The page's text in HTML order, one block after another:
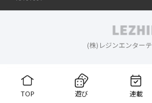
TOP 遊び 連載
(株)レジンエンター